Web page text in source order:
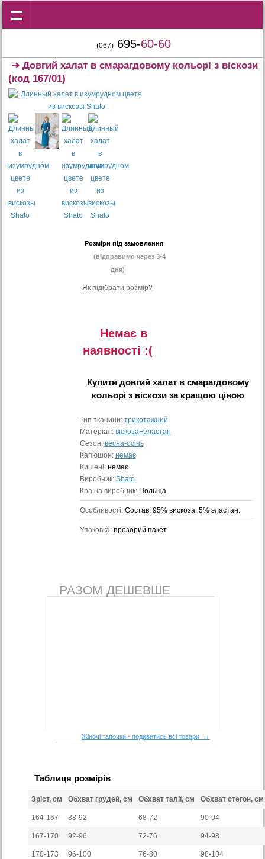
(067) 695-60-60
➜Довгий халат в смарагдовому кольорі з віскози
(код 167/01)
Розміри під замовлення
(відправимо через 3-4
дня)
Як підібрати розмір?
Немає в
наявностi :(
Купити довгий халат в смарагдовому
кольорі з віскозиза кращою ціною
Тип тканини: трикотажний
Матеріал: віскоза+еластан
Сезон: весна-осінь
Капюшон: немає
Кишені: немає
Виробник: Shato
Країна виробник: Польща
Особливості: Состав: 95% вискоза, 5% эластан.
Упаковка: прозорий пакет
РАЗОМ ДЕШЕВШЕ
Жіночі тапочки - подивитись всі товари →
Таблиця розмірів
Зріст, см Обхват грудей, см Обхват талії, см Обхват стегон, см
164-167 88-92 68-72 90-94
167-170 92-96 72-76 94-98
170-173 96-100 76-80 98-104